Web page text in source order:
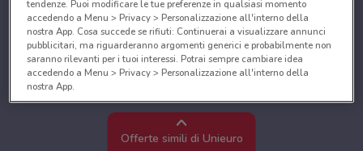
Offerte simili di Unieuro
tendenze. Puoi modificare le tue preferenze in qualsiasi momento
accedendo a Menu > Privacy > Personalizzazione all'interno della
nostra App. Cosa succede se rifiuti: Continuerai a visualizzare annunci
pubblicitari, ma riguarderanno argomenti generici e probabilmente non
saranno rilevanti per i tuoi interessi. Potrai sempre cambiare idea
accedendo a Menu > Privacy > Personalizzazione all'interno della
nostra App.
Noi e i nostri partner trattiamo i dati per fornire:
Utilizzare dati di geolocalizzazione precisi. Scansione attiva delle
caratteristiche del dispositivo ai fini dell’identificazione. Archiviare